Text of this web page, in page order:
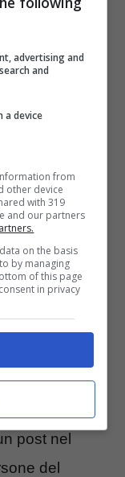
sono
non fa
già da
Briatoree la
un
Ed
si mostra in
post nel
del
advertising and
and
a device
from
other device
with 319
and our partners
on the basis
by managing
of this page
in privacy